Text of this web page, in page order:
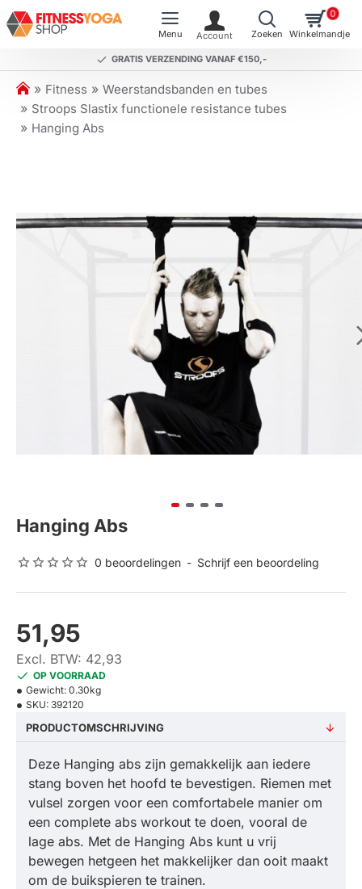
GRATIS VERZENDING VANAF €150,-
0
h
o
m
Fitness
Weerstandsbanden en tubes
Stroops Slastix functionele resistance tubes
Hanging Abs
Hanging Abs
0 beoordelingen - Schrijf een beoordeling
51,95
Excl. BTW: 42,93
OP VOORRAAD
Gewicht: 0.30kg
SKU: 392120
PRODUCTOMSCHRIJVING
Deze Hanging abs zijn gemakkelijk aan iedere
stang boven het hoofd te bevestigen. Riemen met
vulsel zorgen voor een comfortabele manier om
een complete abs workout te doen, vooral de
lage abs. Met de Hanging Abs kunt u vrij
bewegen hetgeen het makkelijker dan ooit maakt
om de buikspieren te trainen.